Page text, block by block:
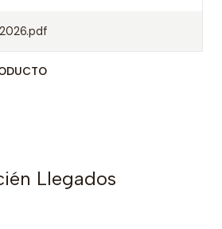
Llegados